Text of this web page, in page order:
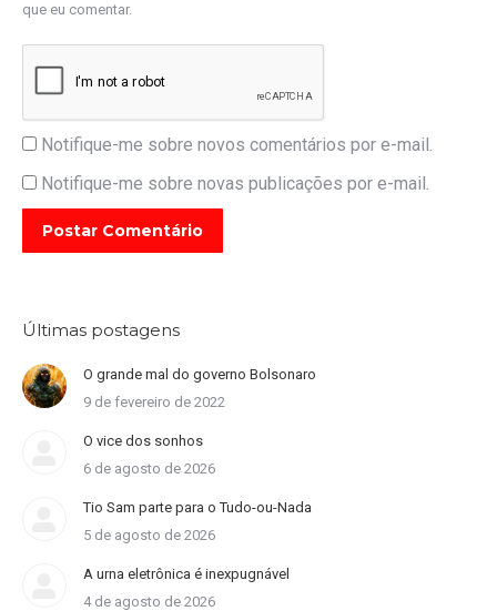
que eu comentar.
Notifique-me sobre novos comentários por e-mail.
Notifique-me sobre novas publicações por e-mail.
Postar Comentário
Últimas postagens
O grande mal do governo Bolsonaro
9 de fevereiro de 2022
O vice dos sonhos
6 de agosto de 2026
Tio Sam parte para o Tudo-ou-Nada
5 de agosto de 2026
A urna eletrônica é inexpugnável
4 de agosto de 2026